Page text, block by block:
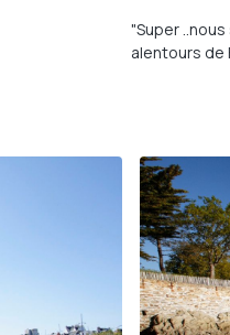
"Super
alentours de